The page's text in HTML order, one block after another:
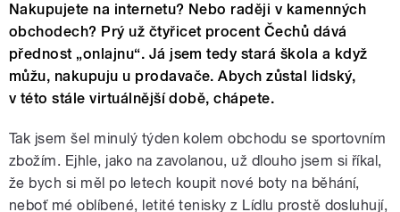
Nakupujete na internetu? Nebo raději v kamenných
obchodech? Prý už čtyřicet procent Čechů dává
přednost „onlajnu“. Já jsem tedy stará škola a když
můžu, nakupuju u prodavače. Abych zůstal lidský,
v této stále virtuálnější době, chápete.
Tak jsem šel minulý týden kolem obchodu se sportovním
zbožím. Ejhle, jako na zavolanou, už dlouho jsem si říkal,
že bych si měl po letech koupit nové boty na běhání,
neboť mé oblíbené, letité tenisky z Lídlu prostě dosluhují,